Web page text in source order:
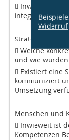
 Inwieweit
integriert? Wie
Strategie und
 Welche
und wie
 Existiert eine
kommuniziert
Umsetzung
Menschen und
 Inwieweit ist
Kompetenzen
Widerruf